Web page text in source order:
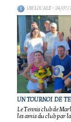
VIE LOCALE- 24/07/
UN TOURNOI DE
Le Tennis club de
les amis du club par